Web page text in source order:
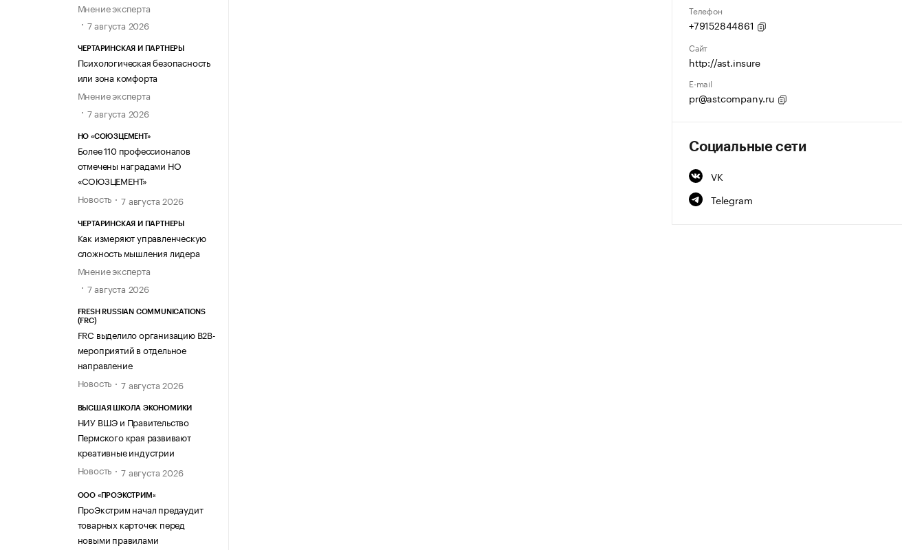
Мнение эксперта
7 августа 2026
ЧЕРТАРИНСКАЯ И ПАРТНЕРЫ
Психологическая безопасность
или зона комфорта
Мнение эксперта
7 августа 2026
НО «СОЮЗЦЕМЕНТ»
Более 110 профессионалов
отмечены наградами НО
«СОЮЗЦЕМЕНТ»
Новость
7 августа 2026
ЧЕРТАРИНСКАЯ И ПАРТНЕРЫ
Как измеряют управленческую
сложность мышления лидера
Мнение эксперта
7 августа 2026
FRESH RUSSIAN COMMUNICATIONS
(FRC)
FRC выделило организацию B2B-
мероприятий в отдельное
направление
Новость
7 августа 2026
ВЫСШАЯ ШКОЛА ЭКОНОМИКИ
НИУ ВШЭ и Правительство
Пермского края развивают
креативные индустрии
Новость
7 августа 2026
ООО «ПРОЭКСТРИМ»
ПроЭкстрим начал предаудит
товарных карточек перед
новыми правилами
Телефон
+79152844861
Сайт
http://ast.insure
E-mail
pr@astcompany.ru
Социальные сети
VK
Telegram